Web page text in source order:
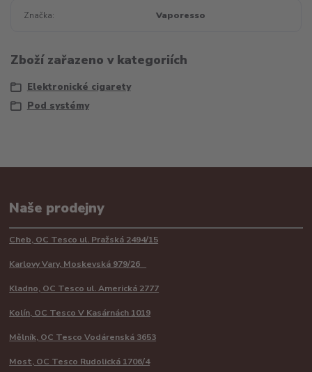
Značka Vaporesso
Zboží zařazeno v kategoriích
Elektronické cigarety
Pod systémy
Naše prodejny
Cheb, OC Tesco ul. Pražská 2494/15
Karlovy Vary, Moskevská 979/26
Kladno, OC Tesco ul. Americká 2777
Kolín, OC Tesco V Kasárnách 1019
Mělník, OC Tesco Vodárenská 3653
Most, OC Tesco Rudolická 1706/4